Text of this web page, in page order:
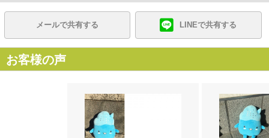
メールで共有する LINEで共有する
お客様の声